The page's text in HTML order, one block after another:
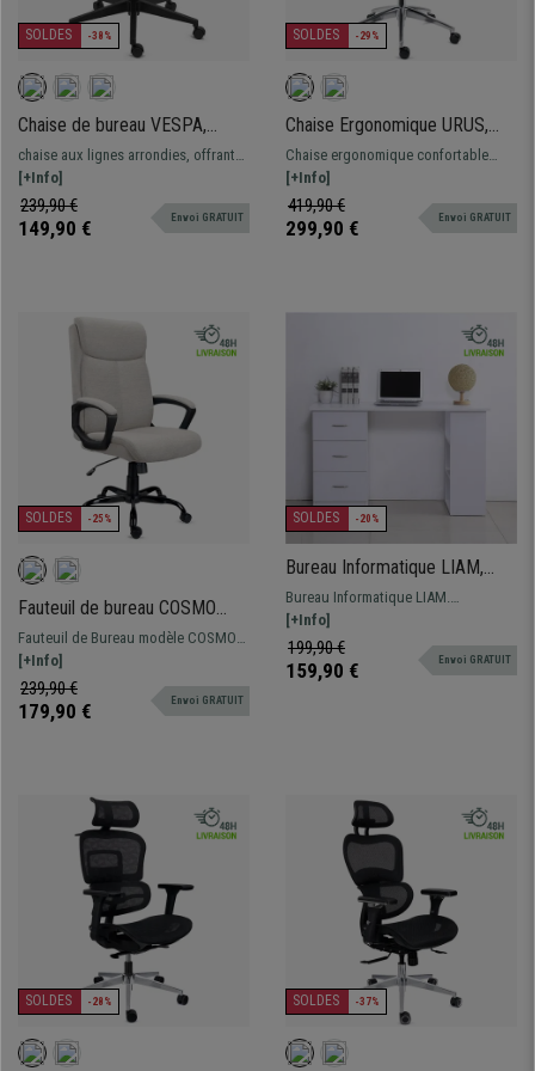
SOLDES -38%
Chaise de bureau VESPA,
Support Lombaire, Accoudoirs
Ajustables, Confortable et
Décorative, Noir
chaise aux lignes arrondies, offrant
confort et style. Possède un soutien
lombaire, un mécanisme synchrone et
des accoudoirs ajustables.
[+Info]
239,90 €
149,90 € Envoi GRATUIT
SOLDES -29%
Chaise Ergonomique URUS,
Dossier Réglable en Hauteur,
Mousse Injectée, Utilisation
Intensive, Noir
Chaise ergonomique confortable
avec support lombaire. Fabriquée
avec des matériaux de qualité,
piétement métallique et maille
[+Info]
419,90 €
299,90 € Envoi GRATUIT
SOLDES -25%
Fauteuil de bureau COSMO
TISSU, Grande qualité, Gris
Clair
Fauteuil de Bureau modèle COSMO
TISSU. Un design élégant, moderne
et un confort unique.
[+Info]
239,90 €
179,90 € Envoi GRATUIT
SOLDES -20%
Bureau Informatique LIAM,
120x49x72cm, en Bois, Blanc
Bureau Informatique LIAM.
Dimensions 120x49 et 72 cm de
hauteur. Modèle de design moderne
qui allie à la perfection surface de
[+Info]
199,90 €
159,90 € Envoi GRATUIT
SOLDES -28% SOLDES -37%